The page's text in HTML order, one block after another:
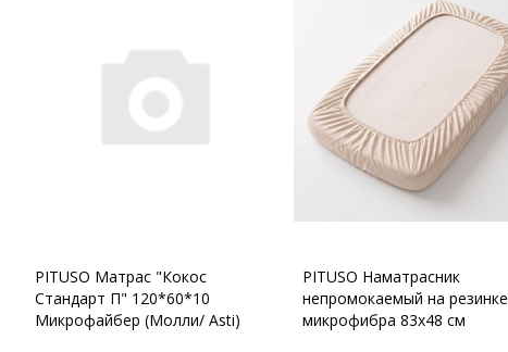
PITUSO Матрас "Кокос
Стандарт П" 120*60*10
Микрофайбер (Молли/ Asti)
PITUSO Наматрасник
непромокаемый на резинке
микрофибра 83х48 см